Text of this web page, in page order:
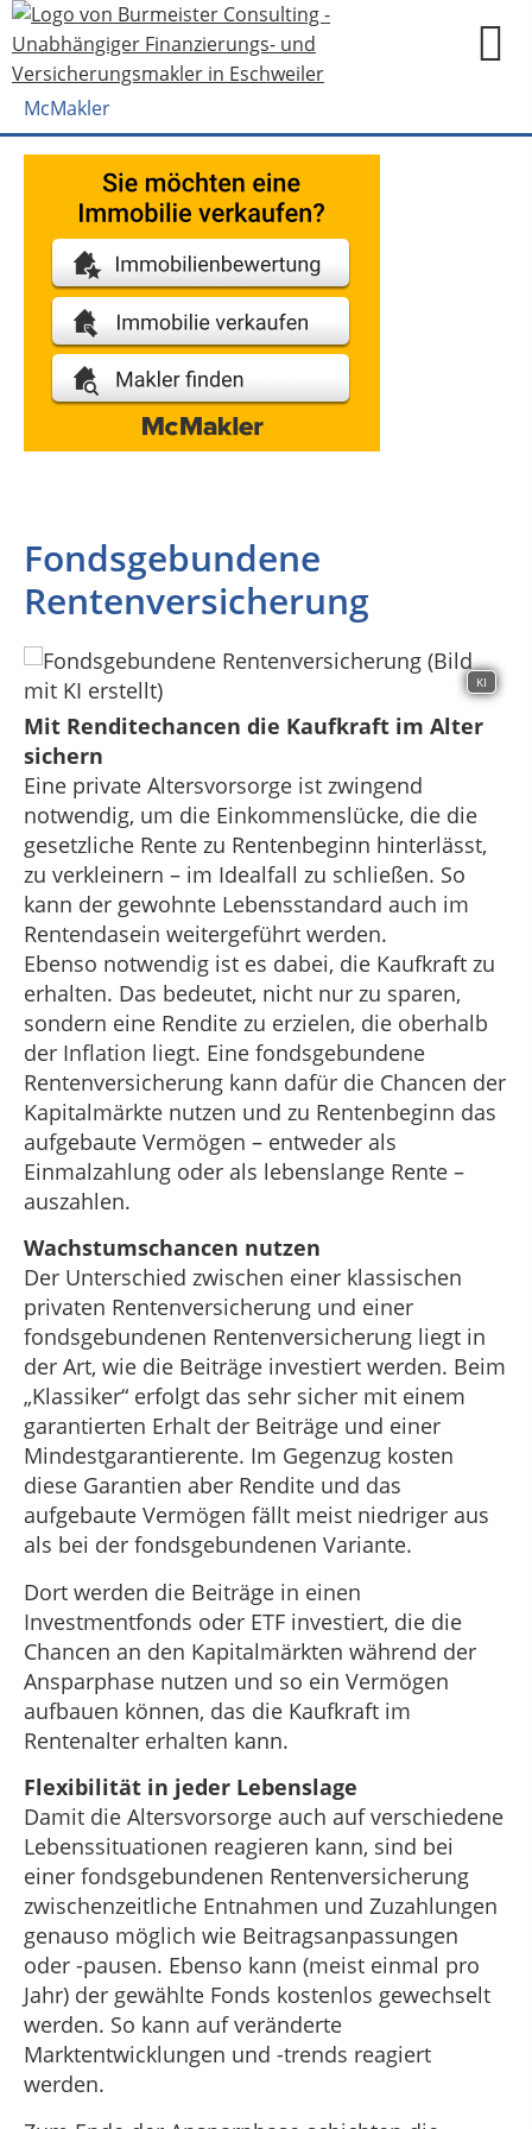
McMakler
Fondsgebundene
Rentenversicherung
KI
Mit Renditechancen die Kaufkraft im Alter
sichern
Eine private Altersvorsorge ist zwingend
notwendig, um die Einkommenslücke, die die
gesetzliche Rente zu Rentenbeginn hinterlässt,
zu verkleinern – im Idealfall zu schließen. So
kann der gewohnte Lebensstandard auch im
Rentendasein weitergeführt werden.
Ebenso notwendig ist es dabei, die Kaufkraft zu
erhalten. Das bedeutet, nicht nur zu sparen,
sondern eine Rendite zu erzielen, die oberhalb
der Inflation liegt. Eine fondsgebundene
Rentenversicherung kann dafür die Chancen der
Kapitalmärkte nutzen und zu Rentenbeginn das
aufgebaute Vermögen – entweder als
Einmalzahlung oder als lebenslange Rente –
auszahlen.
Wachstumschancen nutzen
Der Unterschied zwischen einer klassischen
privaten Rentenversicherung und einer
fondsgebundenen Rentenversicherung liegt in
der Art, wie die Beiträge investiert werden. Beim
„Klassiker“ erfolgt das sehr sicher mit einem
garantierten Erhalt der Beiträge und einer
Mindestgarantierente. Im Gegenzug kosten
diese Garantien aber Rendite und das
aufgebaute Vermögen fällt meist niedriger aus
als bei der fondsgebundenen Variante.
Dort werden die Beiträge in einen
Investmentfonds oder ETF investiert, die die
Chancen an den Kapitalmärkten während der
Ansparphase nutzen und so ein Vermögen
aufbauen können, das die Kaufkraft im
Rentenalter erhalten kann.
Flexibilität in jeder Lebenslage
Damit die Altersvorsorge auch auf verschiedene
Lebenssituationen reagieren kann, sind bei
einer fondsgebundenen Rentenversicherung
zwischenzeitliche Entnahmen und Zuzahlungen
genauso möglich wie Beitragsanpassungen
oder -pausen. Ebenso kann (meist einmal pro
Jahr) der gewählte Fonds kostenlos gewechselt
werden. So kann auf veränderte
Marktentwicklungen und -trends reagiert
werden.